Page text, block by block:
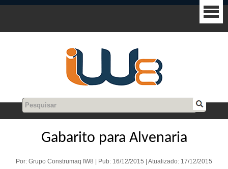
Gabarito para Alvenaria
Por: Grupo Construmaq IW8 | Pub: 16/12/2015 | Atualizado: 17/12/2015